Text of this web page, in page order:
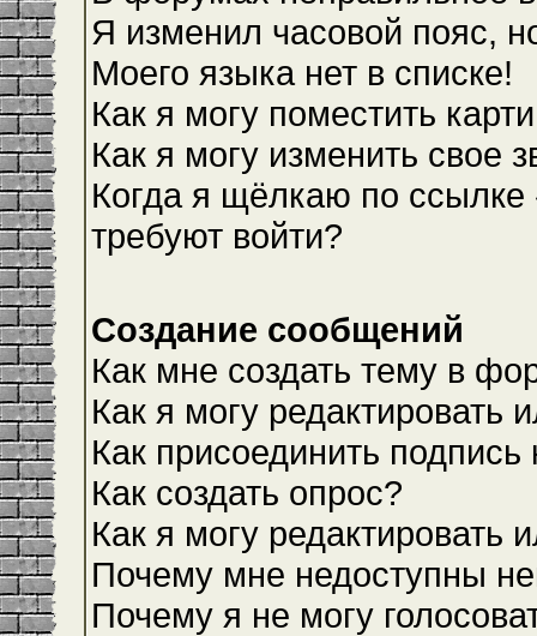
Я изменил часовой пояс,
Моего языка нет в списке!
Как я могу поместить
Как я могу изменить свое
Когда я щёлкаю по ссылке
требуют войти?
Создание сообщений
Как мне создать тему в
Как я могу редактировать
Как присоединить
Как создать опрос?
Как я могу редактировать
Почему мне недоступны
Почему я не могу